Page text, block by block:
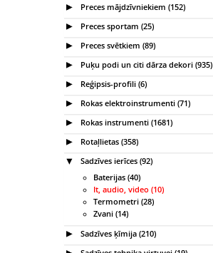
Preces mājdzīvniekiem (152)
Preces sportam (25)
Preces svētkiem (89)
Puķu podi un citi dārza dekori (935)
Reģipsis-profili (6)
Rokas elektroinstrumenti (71)
Rokas instrumenti (1681)
Rotaļlietas (358)
Sadzīves ierīces (92)
Baterijas (40)
It, audio, video (10)
Termometri (28)
Zvani (14)
Sadzīves ķīmija (210)